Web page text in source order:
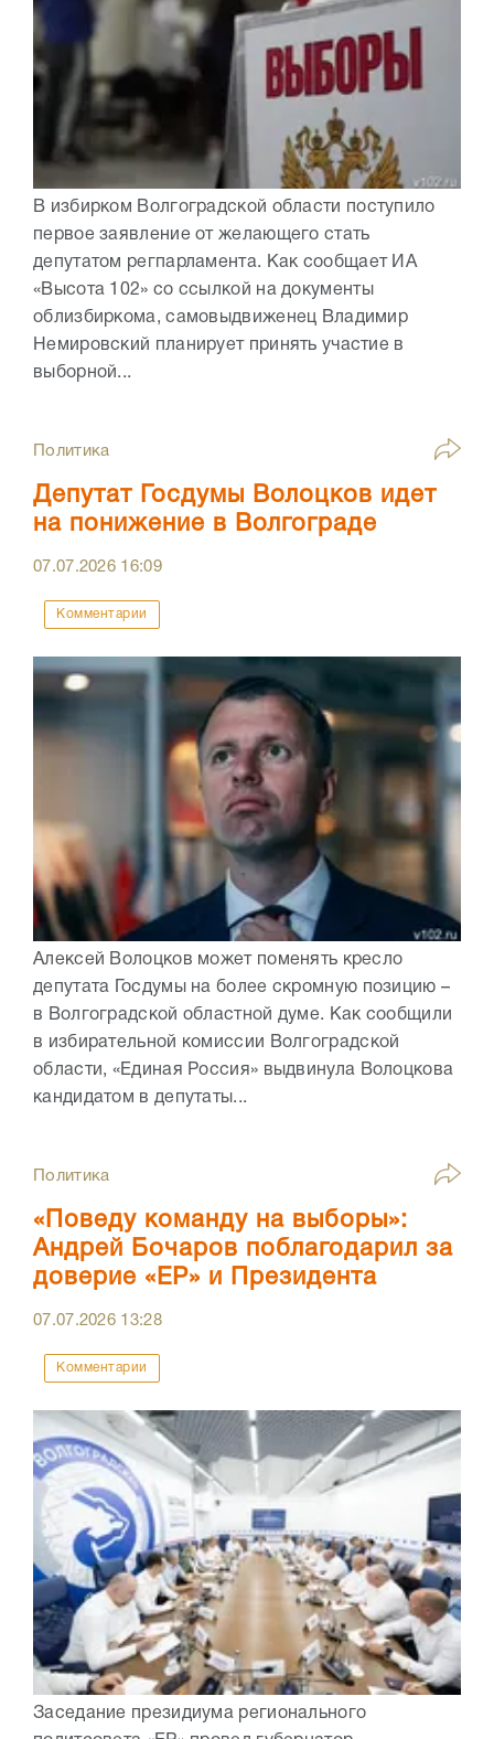
В избирком Волгоградской области поступило
первое заявление от желающего стать
депутатом регпарламента. Как сообщает ИА
«Высота 102» со ссылкой на документы
облизбиркома, самовыдвиженец Владимир
Немировский планирует принять участие в
выборной...
Политика
Депутат Госдумы Волоцков идет
на понижение в Волгограде
07.07.2026 16:09
Комментарии
Алексей Волоцков может поменять кресло
депутата Госдумы на более скромную позицию –
в Волгоградской областной думе. Как сообщили
в избирательной комиссии Волгоградской
области, «Единая Россия» выдвинула Волоцкова
кандидатом в депутаты...
Политика
«Поведу команду на выборы»:
Андрей Бочаров поблагодарил за
доверие «ЕР» и Президента
07.07.2026 13:28
Комментарии
Заседание президиума регионального